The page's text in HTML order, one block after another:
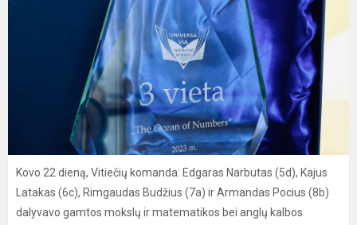
Kovo 22 dieną, Vitiečių komanda: Edgaras Narbutas (5d), Kajus
Latakas (6c), Rimgaudas Budžius (7a) ir Armandas Pocius (8b)
dalyvavo gamtos mokslų ir matematikos bei anglų kalbos